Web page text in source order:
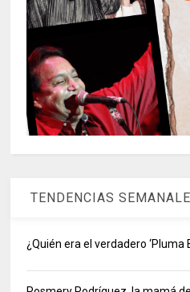
TENDENCIAS
¿Quién era el verdadero ‘Pluma